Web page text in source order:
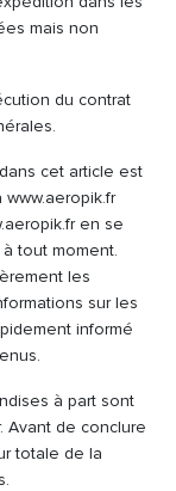
mais non
du contrat
cet article est
en se
tout moment.
les
sur les
informé
à part sont
Avant de conclure
totale de la